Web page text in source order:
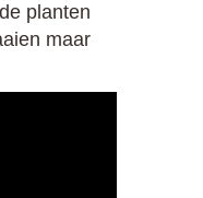
planten
maar